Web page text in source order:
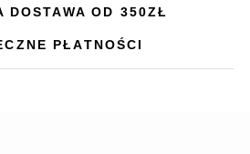
DOSTAWA OD 350ZŁ
PŁATNOŚCI